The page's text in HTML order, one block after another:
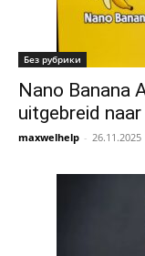
Без рубрики
Nano Banana
uitgebreid
maxwelhelp - 26.11.2025